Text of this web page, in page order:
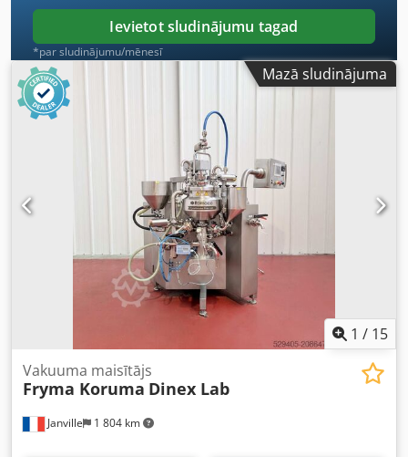
Ievietot sludinājumu tagad
*par sludinājumu/mēnesī
Mazā sludinājuma
1 / 15
Janville 1 804 km
Vakuuma maisītājs
Fryma Koruma Dinex Lab